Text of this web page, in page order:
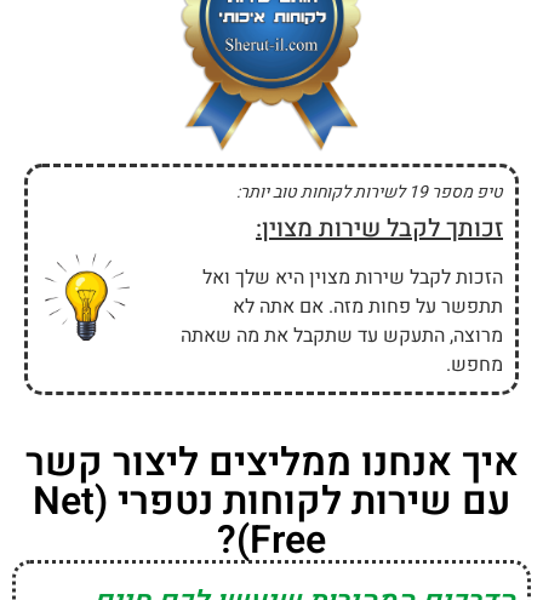
טיפ מספר 19 לשירות לקוחות טוב יותר:
זכותך לקבל שירות מצוין:
הזכות לקבל שירות מצוין היא שלך ואל
תתפשר על פחות מזה. אם אתה לא
מרוצה, התעקש עד שתקבל את מה שאתה
מחפש.
איך אנחנו ממליצים ליצור קשר
עם שירות לקוחות נטפרי (Net
Free)?